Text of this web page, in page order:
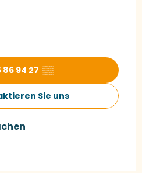
86 94 27 ▒▒
Sie uns